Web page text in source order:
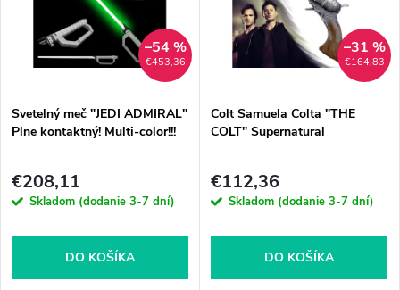
€453,36
–54 %
Svetelný meč "JEDI ADMIRAL"
Plne kontaktný! Multi-color!!!
€208,11
Skladom (dodanie 3-7 dní)
DO KOŠÍKA
€164,83
–31 %
Colt Samuela Colta "THE
COLT" Supernatural
€112,36
Skladom (dodanie 3-7 dní)
DO KOŠÍKA